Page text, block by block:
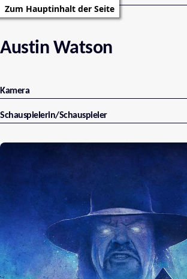
Zum Hauptinhalt der Seite
Austin Watson
Kamera
Schauspielerin/Schauspieler